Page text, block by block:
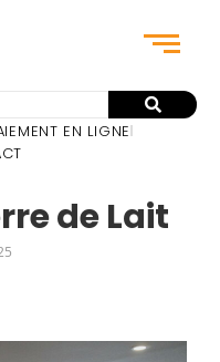
EN LIGNE
de Lait